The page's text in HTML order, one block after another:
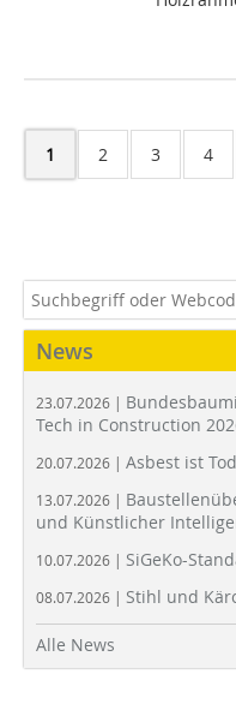
1 2 3 4
News
23.07.2026 |
Tech in Construction
20.07.2026 | Asbest ist
13.07.2026 |
und Künstlicher
10.07.2026 | SiGeKo-
08.07.2026 | Stihl und
Alle News